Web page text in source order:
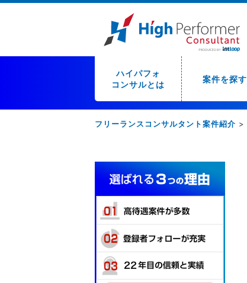
ハイパフォ
コンサルとは
案件を探す
フリーランスコンサルタント案件紹介 >